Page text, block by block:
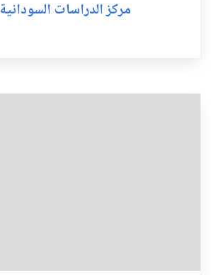
مركز الدراسات السودانية